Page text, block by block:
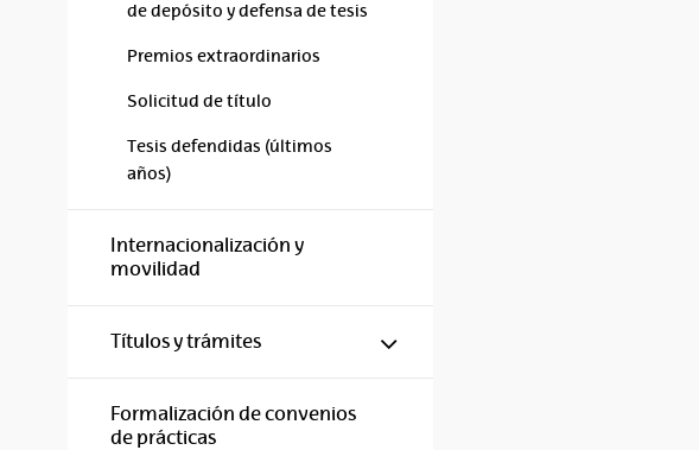
de depósito y defensa de tesis
Premios extraordinarios
Solicitud de título
Tesis defendidas (últimos
años)
Internacionalización y
movilidad
Títulos y trámites Mostrar/ocultar subpáginas
Formalización de convenios
de prácticas